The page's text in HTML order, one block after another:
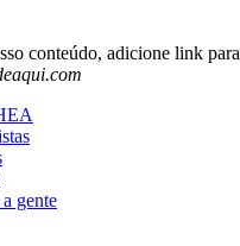
conteúdo, adicione link para
gente